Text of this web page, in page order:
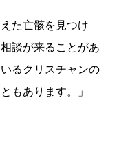
た亡骸を見つけ
談が来ることがあ
るクリスチャンの
もあります。」